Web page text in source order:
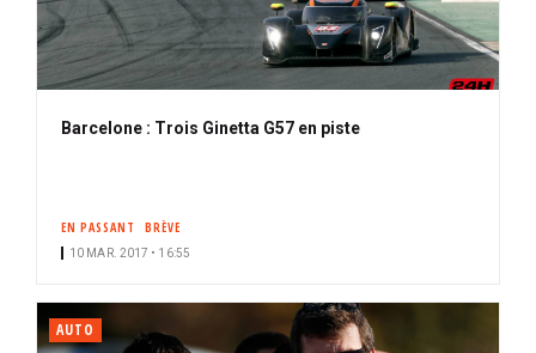
Barcelone : Trois Ginetta G57 en piste
EN PASSANT BRÈVE
10 MAR. 2017 • 16:55
AUTO